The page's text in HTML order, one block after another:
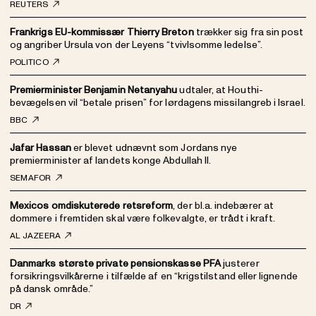
REUTERS
Frankrigs EU-kommissær Thierry Breton trækker sig fra sin post
og angriber Ursula von der Leyens “tvivlsomme ledelse”.
POLITICO
Premierminister Benjamin Netanyahuudtaler, at Houthi-
bevægelsen vil “betale prisen” for lørdagens missilangreb i Israel.
BBC
Jafar Hassaner blevet udnævnt som Jordans nye
premierminister af landets konge Abdullah II.
SEMAFOR
Mexicos omdiskuterede retsreform, der bl.a. indebærer at
dommere i fremtiden skal være folkevalgte, er trådt i kraft.
AL JAZEERA
Danmarks største private pensionskasse PFAjusterer
forsikringsvilkårerne i tilfælde af en “krigstilstand eller lignende
på dansk område.”
DR